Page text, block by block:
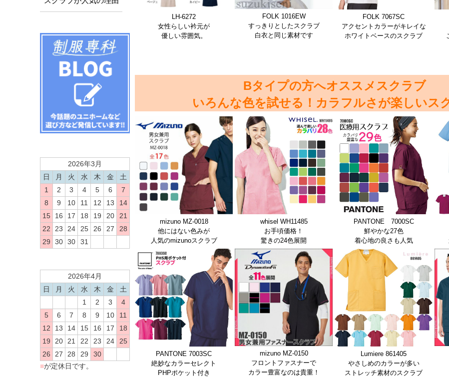
2026年3月
日
月 火 水 木 金
土
1
2 3 4 5 6
7
8
9 10 11 12 13
14
15
16 17 18 19 20
21
22
23 24 25 26 27
28
29
30 30 31
2026年4月
日
月 火 水 木 金
土
1
2 3
4
5
6 7 8 9 10
11
12
13 14 15 16 17
18
19
20 21 22 23 24
25
26
27 28 29
30
■が定休日です。
LH-6272
女性らしい衿元が
優しい雰囲気。
FOLK 1016EW
すっきりとしたスクラブ
白衣と同じ素材です
FOLK 7067SC
アクセントカラーがキレイな
ホワイトベースのスクラブ
Bタイプの方へオススメスクラブ
いろんな色を試せる！カラフルさが楽しいス
mizuno MZ-0018
他にはない色みが
人気のmizunoスクラブ
whisel WH11485
お手頃価格！
驚きの24色展開
PANTONE 7000SC
鮮やかな27色
着心地の良さも人気
PANTONE 7003SC
絶妙なカラーセレクト
PHPポケット付き
mizuno MZ-0150
フロントファスナーで
カラー豊富なのは貴重！
Lumiere 861405
やさしめのカラーが多い
ストレッチ素材のスクラブ